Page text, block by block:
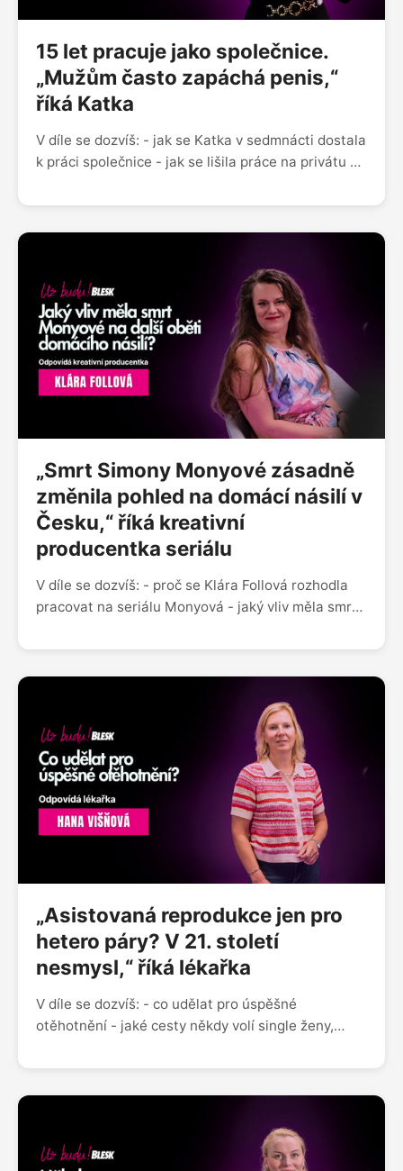
15 let pracuje jako společnice.
„Mužům často zapáchá penis,“
říká Katka
V díle se dozvíš: - jak se Katka v sedmnácti dostala
k práci společnice - jak se lišila práce na privátu od
klientem většinou probíhá a kolik její služby stojí -
zážitky má za sebou - jak vypadá typický klient a
za co si je ochotný zaplatit Sleduj nás na
Instagramu @uzbudupodcast Facebooku Už budu!
nebo nám napiš na blue.zorya@gmail.com
„Smrt Simony Monyové zásadně
změnila pohled na domácí násilí v
Česku,“ říká kreativní
producentka seriálu
V díle se dozvíš: - proč se Klára Follová rozhodla
pracovat na seriálu Monyová - jaký vliv měla smrt
vypadají fáze domácího násilí a proč nikdy
bezpečné prostředí - jakou roli hraje na place
koordinátor intimity a jaké pomůcky se používají
při intimních scénách - o čem je navazující
dokumentární série Láska nebolí Sleduj nás na
Instagramu @uzbudupodcast Facebooku Už budu!
nebo nám napiš na blue.zorya@gmail.com
„Asistovaná reprodukce jen pro
hetero páry? V 21. století
nesmysl,“ říká lékařka
V díle se dozvíš: - co udělat pro úspěšné
otěhotnění - jaké cesty někdy volí single ženy,
dárce spermatu na klinice a co musí dárce
jak u nás funguje náhradní mateřství - jaká je
úspěšnost asistované reprodukce Sleduj nás na